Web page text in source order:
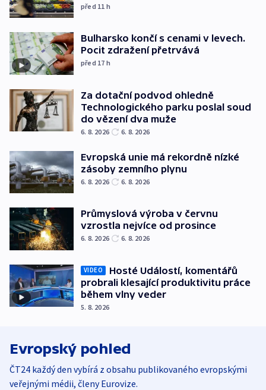
před 11 h
Bulharsko končí s cenami v levech.
Pocit zdražení přetrvává
před 17 h
Za dotační podvod ohledně
Technologického parku poslal soud
do vězení dva muže
6. 8. 2026 6. 8. 2026
Evropská unie má rekordně nízké
zásoby zemního plynu
6. 8. 2026 6. 8. 2026
Průmyslová výroba v červnu
vzrostla nejvíce od prosince
6. 8. 2026 6. 8. 2026
VIDEO
Hosté Událostí, komentářů
probrali klesající produktivitu práce
během vlny veder
5. 8. 2026
Evropský pohled
ČT24 každý den vybírá z obsahu publikovaného evropskými
veřejnými médii, členy Eurovize.